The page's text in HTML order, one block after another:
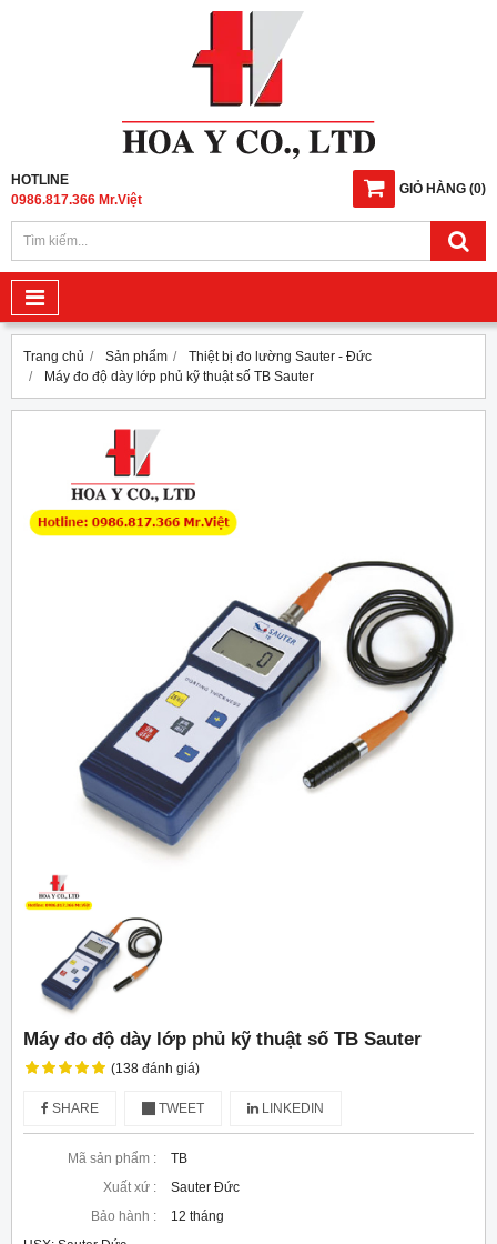
GIỎ HÀNG (0)
HOTLINE
0986.817.366 Mr.Việt
Trang chủ Sản phẩm
Thiệt bị đo lường Sauter - Đức
Máy đo độ dày lớp phủ kỹ thuật số TB Sauter
Máy đo độ dày lớp phủ kỹ thuật số TB Sauter
(138 đánh giá)
SHARE TWEET LINKEDIN
Mã sản phẩm :
TB
Xuất xứ :
Sauter Đức
Bảo hành :
12 tháng